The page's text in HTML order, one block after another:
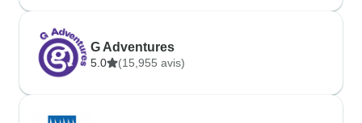
G Adventures
5.0 (15,955 avis)